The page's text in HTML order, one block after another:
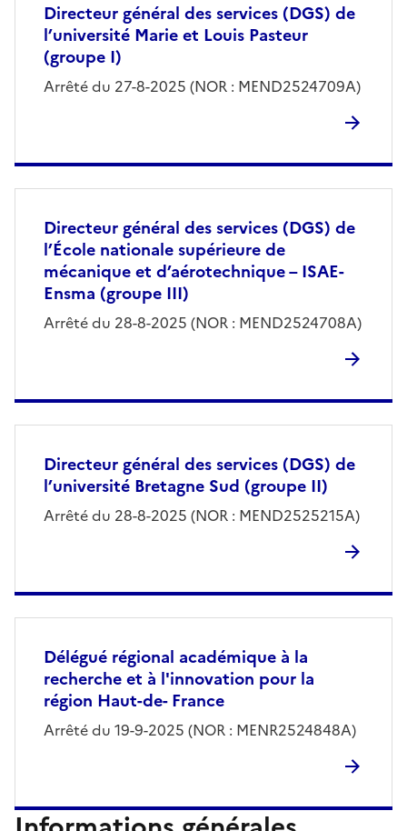
Directeur général des services (DGS) de
l’université Marie et Louis Pasteur
(groupe I)
Arrêté du 27-8-2025 (NOR : MEND2524709A)
Directeur général des services (DGS) de
l’École nationale supérieure de
mécanique et d’aérotechnique – ISAE-
Ensma (groupe III)
Arrêté du 28-8-2025 (NOR : MEND2524708A)
Directeur général des services (DGS) de
l’université Bretagne Sud (groupe II)
Arrêté du 28-8-2025 (NOR : MEND2525215A)
Délégué régional académique à la
recherche et à l'innovation pour la
région Haut-de- France
Arrêté du 19-9-2025 (NOR : MENR2524848A)